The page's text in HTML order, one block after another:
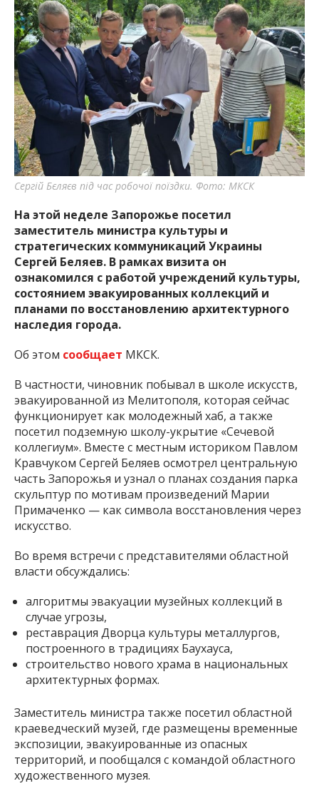
важную информацию о событиях
города Запорожья и области.
Сергій Бєляєв під час робочої поїздки. Фото: МКСК
На этой неделе Запорожье посетил
заместитель министра культуры и
стратегических коммуникаций Украины
Сергей Беляев. В рамках визита он
ознакомился с работой учреждений культуры,
состоянием эвакуированных коллекций и
планами по восстановлению архитектурного
наследия города.
Об этом сообщает МКСК.
В частности, чиновник побывал в школе искусств,
эвакуированной из Мелитополя, которая сейчас
функционирует как молодежный хаб, а также
посетил подземную школу-укрытие «Сечевой
коллегиум». Вместе с местным историком Павлом
Кравчуком Сергей Беляев осмотрел центральную
часть Запорожья и узнал о планах создания парка
скульптур по мотивам произведений Марии
Примаченко — как символа восстановления через
искусство.
Во время встречи с представителями областной
власти обсуждались:
алгоритмы эвакуации музейных коллекций в
случае угрозы,
реставрация Дворца культуры металлургов,
построенного в традициях Баухауса,
строительство нового храма в национальных
архитектурных формах.
Заместитель министра также посетил областной
краеведческий музей, где размещены временные
экспозиции, эвакуированные из опасных
территорий, и пообщался с командой областного
художественного музея.